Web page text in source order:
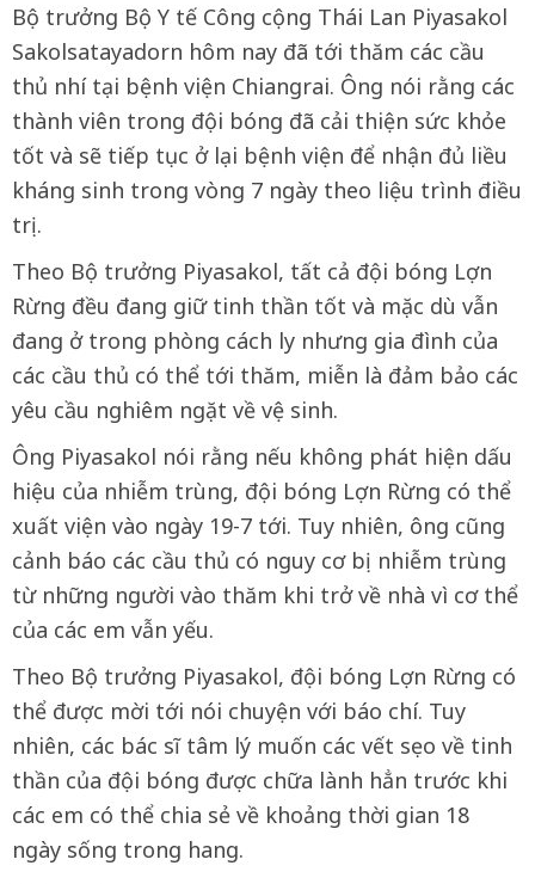
Bộ trưởng Bộ Y tế Công cộng Thái Lan Piyasakol
Sakolsatayadorn hôm nay đã tới thăm các cầu
thủ nhí tại bệnh viện Chiangrai. Ông nói rằng các
thành viên trong đội bóng đã cải thiện sức khỏe
tốt và sẽ tiếp tục ở lại bệnh viện để nhận đủ liều
kháng sinh trong vòng 7 ngày theo liệu trình điều
trị.
Theo Bộ trưởng Piyasakol, tất cả đội bóng Lợn
Rừng đều đang giữ tinh thần tốt và mặc dù vẫn
đang ở trong phòng cách ly nhưng gia đình của
các cầu thủ có thể tới thăm, miễn là đảm bảo các
yêu cầu nghiêm ngặt về vệ sinh.
Ông Piyasakol nói rằng nếu không phát hiện dấu
hiệu của nhiễm trùng, đội bóng Lợn Rừng có thể
xuất viện vào ngày 19-7 tới. Tuy nhiên, ông cũng
cảnh báo các cầu thủ có nguy cơ bị nhiễm trùng
từ những người vào thăm khi trở về nhà vì cơ thể
của các em vẫn yếu.
Theo Bộ trưởng Piyasakol, đội bóng Lợn Rừng có
thể được mời tới nói chuyện với báo chí. Tuy
nhiên, các bác sĩ tâm lý muốn các vết sẹo về tinh
thần của đội bóng được chữa lành hẳn trước khi
các em có thể chia sẻ về khoảng thời gian 18
ngày sống trong hang.